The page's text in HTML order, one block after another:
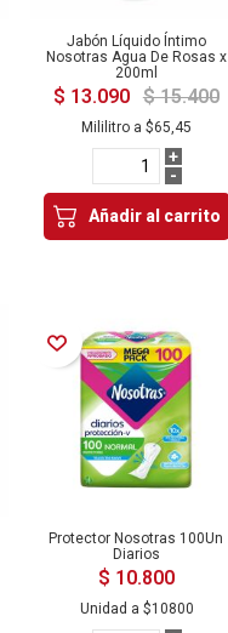
Jabón Líquido Íntimo
Nosotras Agua De Rosas x
200ml
$ 13.090 $ 15.400
Mililitro a $65,45
+
-
Añadir al carrito
Añadir a la Lista de Deseos
Protector Nosotras 100Un
Diarios
$ 10.800
Unidad a $10800